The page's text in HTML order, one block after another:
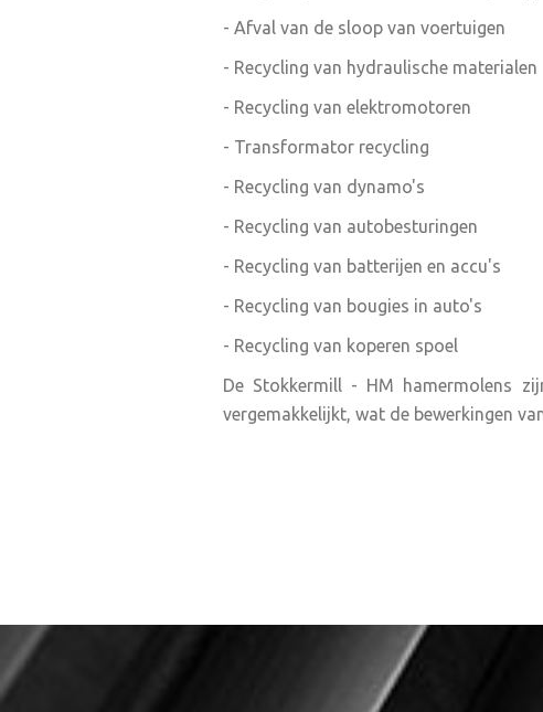
- Afval van de sloop van voertuigen
- Recycling van hydraulische materialen
- Recycling van elektromotoren
- Transformator recycling
- Recycling van dynamo's
- Recycling van autobesturingen
- Recycling van batterijen en accu's
- Recycling van bougies in auto's
- Recycling van koperen spoel
De Stokkermill - HM hamermolens
vergemakkelijkt, wat de bewerkingen